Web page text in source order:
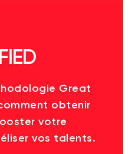
Great
obtenir
votre
vos talents.